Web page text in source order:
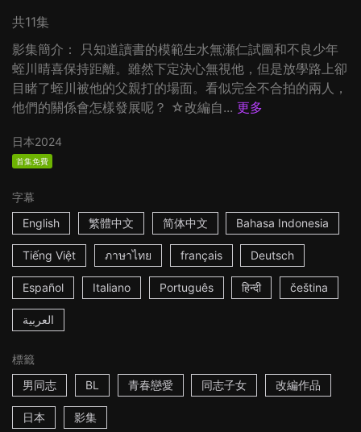
共11集
影集簡介： 只知道讀書的模範生水無瀬仁試圖和不良少年
蛭川晴喜保持距離。雖然下定決心無視他，但是放學路上卻
目睹了蛭川被他的父親打的場面。看似完全不合拍的兩人，
他們的關係會怎樣發展呢？ ☆改編自... 更多
日本2024
首集免費
字幕
English
繁體中文 简体中文 Bahasa Indonesia
Tiếng Việt ภาษาไทย français Deutsch
Español Italiano Português हिन्दी čeština
العربية
標籤
男同志
BL 青春戀愛 同志子女 改編作品
日本 影集